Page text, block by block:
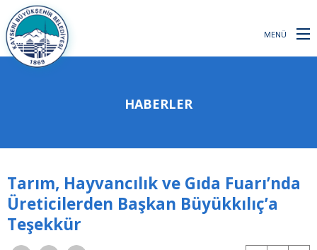
MENÜ
HABERLER
Tarım, Hayvancılık ve Gıda Fuarı’nda
Üreticilerden Başkan Büyükkılıç’a
Teşekkür